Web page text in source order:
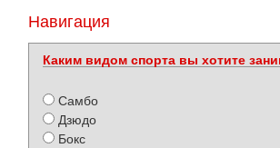
Навигация
Каким видом спорта вы хотите
Самбо
Дзюдо
Бокс